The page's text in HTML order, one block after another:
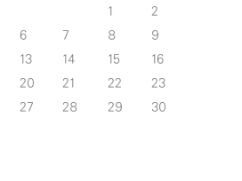
1
2
6 7 8
9
13 14 15
16
20 21 22
23
27 28 29
30